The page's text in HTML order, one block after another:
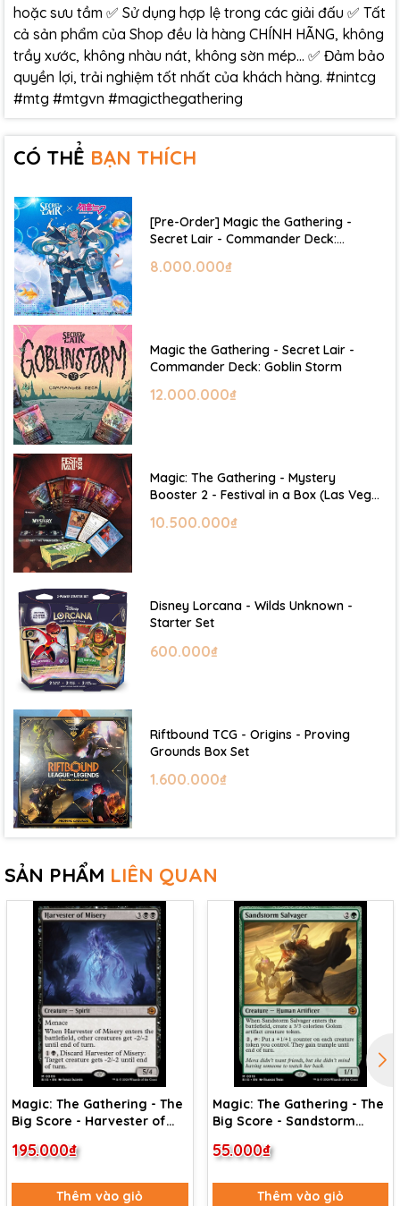
hoặc sưu tầm ✅ Sử dụng hợp lệ trong các giải đấu ✅ Tất
cả sản phẩm của Shop đều là hàng CHÍNH HÃNG, không
trầy xước, không nhàu nát, không sờn mép… ✅ Đảm bảo
quyền lợi, trải nghiệm tốt nhất của khách hàng. #nintcg
#mtg #mtgvn #magicthegathering
CÓ THỂ BẠN THÍCH
[Pre-Order] Magic the Gathering -
Secret Lair - Commander Deck:
8.000.000₫
Magic the Gathering - Secret Lair -
Commander Deck: Goblin Storm
12.000.000₫
Magic: The Gathering - Mystery
Booster 2 - Festival in a Box (Las Vegas
10.500.000₫
Disney Lorcana - Wilds Unknown -
Starter Set
600.000₫
Riftbound TCG - Origins - Proving
Grounds Box Set
1.600.000₫
SẢN PHẨM LIÊN QUAN
Magic: The Gathering - The
Big Score - Harvester of
195.000₫
Thêm vào giỏ
Magic: The Gathering - The
Big Score - Sandstorm
55.000₫
Thêm vào giỏ